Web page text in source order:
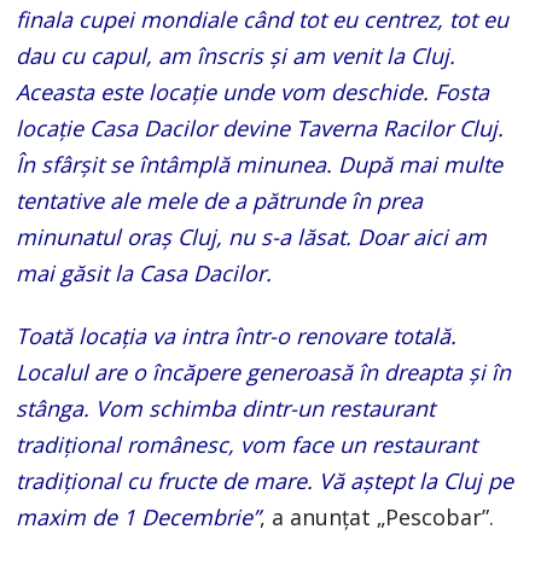
finala cupei mondiale când tot eu centrez, tot eu
dau cu capul, am înscris și am venit la Cluj.
Aceasta este locație unde vom deschide. Fosta
locație Casa Dacilor devine Taverna Racilor Cluj.
În sfârșit se întâmplă minunea. După mai multe
tentative ale mele de a pătrunde în prea
minunatul oraș Cluj, nu s-a lăsat. Doar aici am
mai găsit la Casa Dacilor.
Toată locația va intra într-o renovare totală.
Localul are o încăpere generoasă în dreapta și în
stânga. Vom schimba dintr-un restaurant
tradițional românesc, vom face un restaurant
tradițional cu fructe de mare. Vă aștept la Cluj pe
maxim de 1 Decembrie”, a anunțat „Pescobar”.